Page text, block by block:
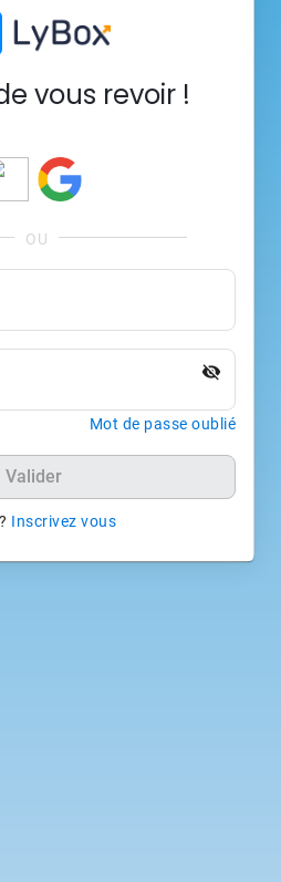
vous revoir !
visibility_off
Mot de passe oublié
Valider
Inscrivez vous